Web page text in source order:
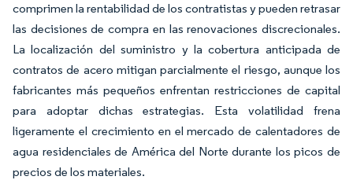
comprimen la rentabilidad de los contratistas y pueden retrasar
las decisiones de compra en las renovaciones discrecionales.
La localización del suministro y la cobertura anticipada de
contratos de acero mitigan parcialmente el riesgo, aunque los
fabricantes más pequeños enfrentan restricciones de capital
para adoptar dichas estrategias. Esta volatilidad frena
ligeramente el crecimiento en el mercado de calentadores de
agua residenciales de América del Norte durante los picos de
precios de los materiales.